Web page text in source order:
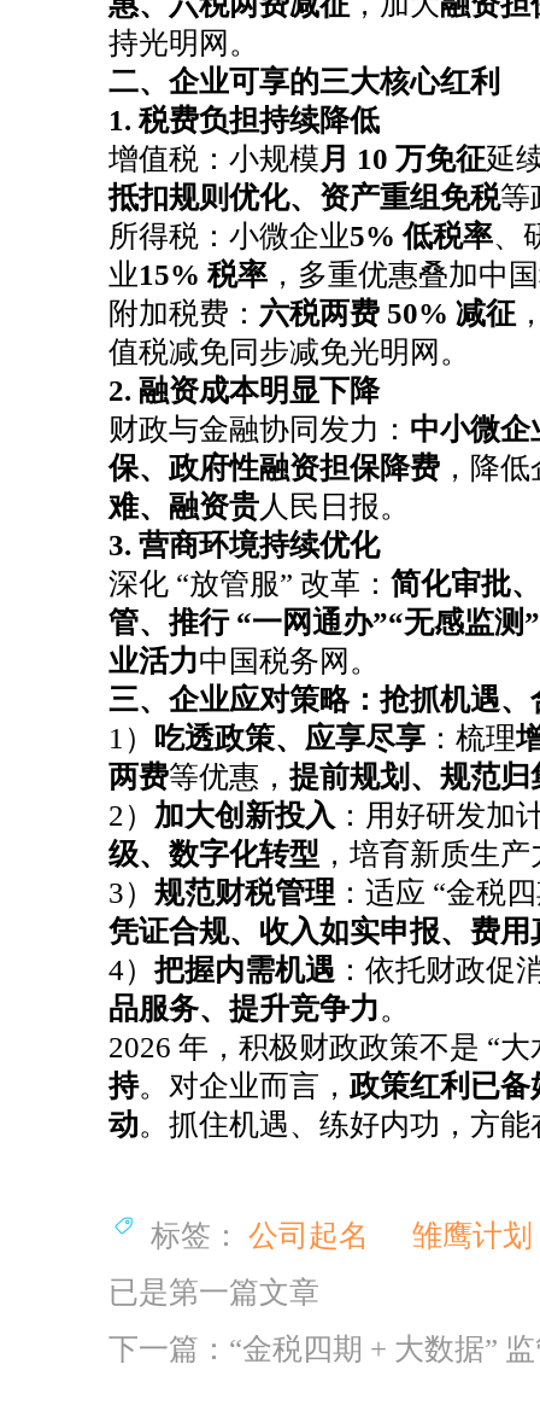
恭喜黄总签约公司注册
恭喜**米餐饮成功代账
恭喜杭州**文化传媒有限合规成功
恭喜杭州**网络科技高新申报成功
恭喜张总核名成功
恭喜云*商标注册核名成功
恭喜杭州科*科技代账2年
恭喜陈总公司注册成功
恭喜闻*餐饮注销成功
恭喜杭州*贸易签约公司注册
恭喜六*贸易成功代账
恭喜吴女士个税合规签单
恭喜著*生物科技高新申报成功
恭喜张小姐公司注册成功
恭喜尚先生代账2年送一季度代理记账
恭喜郑总公司注册成功
恭喜惠*咨询公司注销成功
恭喜杭州**科技核名成功
恭喜汪*公司签约代账
恭喜杭州*贸易有限公司合规成功
恭喜孙总公司高新申报成功
恭喜元*商贸商标注册核名成功
恭喜杭州飞*科技代账1年
恭喜冯总公司注册成功
恭喜郭总 签约公司注册
持光明网。
二、企业可享的三大核心红利
1. 税费负担持续降低
增值税：小规模月 10 万免征延
抵扣规则优化、资产重组免税等
所得税：小微企业5% 低税率、
业15% 税率 ，多重优惠叠加中
附加税费： 六税两费 50% 减征
值税减免同步减免光明网。
2. 融资成本明显下降
财政与金融协同发力： 中小微企
保、政府性融资担保降费 ，降
难、融资贵人民日报。
3. 营商环境持续优化
深化 “放管服” 改革： 简化审批
管、推行 “一网通办”“无感监测”
业活力中国税务网。
三、企业应对策略：抢抓机遇
1）
吃透政策、应享尽享 ：梳理
两费等优惠，提前规划、规范
2） 加大创新投入 ：用好研发加
级、数字化转型 ，培育新质生
3） 规范财税管理 ：适应 “金税
凭证合规、收入如实申报、费用
4）把握内需机遇 ：依托财政促
品服务、提升竞争力。
2026 年，积极财政政策不是 “
持。对企业而言， 政策红利已
动。抓住机遇、练好内功，方
标签： 公司起名
雏鹰计划
已是第一篇文章
下一篇：“金税四期 + 大数据”